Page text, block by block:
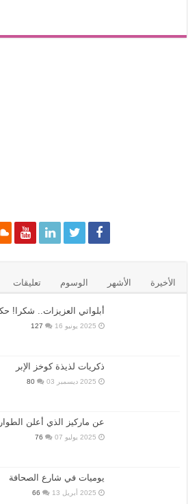
الأخيرة الأشهر الوسوم تعليقات
أبلواتي العزيزات.. شكرا!
2025 يونيو 16 127
ذكريات لذيذة كوخز الإبر
2025 ديسمبر 03 80
عن ماركيز الذي أعلن
2025 يوليو 07 76
يوميات في شارع الصحافة
2025 أبريل 13 66